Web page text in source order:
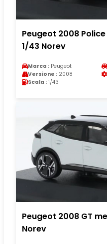
Peugeot 2008
1/43 Norev
Marca : Peugeot
Versione : 2008
Scala : 1/43
Peugeot 2008 GT
Norev